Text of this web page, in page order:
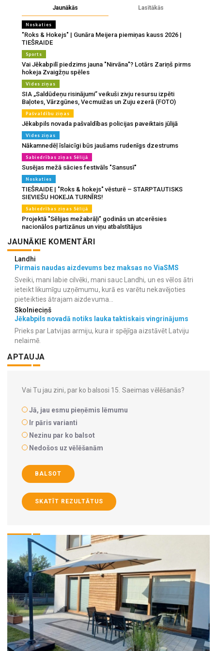
Jaunākās Lasītākās
Noskaties
"Roks & Hokejs" | Gunāra Meijera piemiņas kauss 2026 |
TIEŠRAIDE
Sports
Vai Jēkabpilī piedzims jauna "Nirvāna"? Lotārs Zariņš pirms
hokeja Zvaigžņu spēles
Vides ziņas
SIA „Saldūdeņu risinājumi” veikuši zivju resursu izpēti
Baļotes, Vārzgūnes, Vecmuižas un Zuju ezerā (FOTO)
Pašvaldību ziņas
Jēkabpils novada pašvaldības policijas paveiktais jūlijā
Vides ziņas
Nākamnedēļ īslaicīgi būs jaušams rudenīgs dzestrums
Sabiedrības ziņas Sēlijā
Susējas mežā sācies festivāls "Sansusī"
Noskaties
TIEŠRAIDE | "Roks & hokejs" vēsturē – STARPTAUTISKS
SIEVIEŠU HOKEJA TURNĪRS!
Sabiedrības ziņas Sēlijā
Projektā "Sēlijas mežabrāļi" godinās un atcerēsies
nacionālos partizānus un viņu atbalstītājus
JAUNĀKIE KOMENTĀRI
Landhi
Pirmais naudas aizdevums bez maksas no ViaSMS
Sveiki, mani labie cilvēki, mani sauc Landhi, un es vēlos ātri
ieteikt likumīgu uzņēmumu, kurā es varētu nekavējoties
pieteikties ātrajam aizdevuma...
Skolnieciņš
Jēkabpils novadā notiks lauka taktiskais vingrinājums
Prieks par Latvijas armiju, kura ir spējīga aizstāvēt Latviju
nelaimē.
APTAUJA
Vai Tu jau zini, par ko balsosi 15. Saeimas vēlēšanās?
Jā, jau esmu pieņēmis lēmumu
Ir pāris varianti
Nezinu par ko balsot
Nedošos uz vēlēšanām
BALSOT
SKATĪT REZULTĀTUS